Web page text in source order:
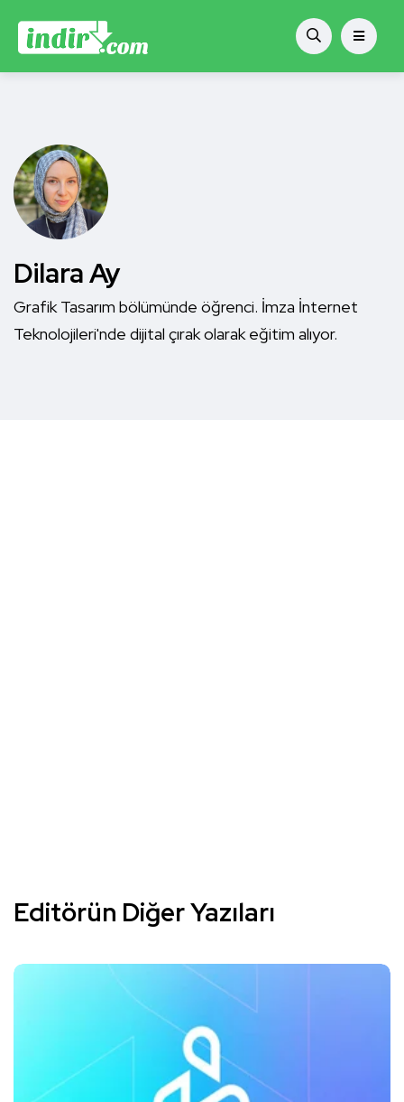
Dilara Ay
Grafik Tasarım bölümünde öğrenci. İmza İnternet
Teknolojileri'nde dijital çırak olarak eğitim alıyor.
Editörün Diğer Yazıları